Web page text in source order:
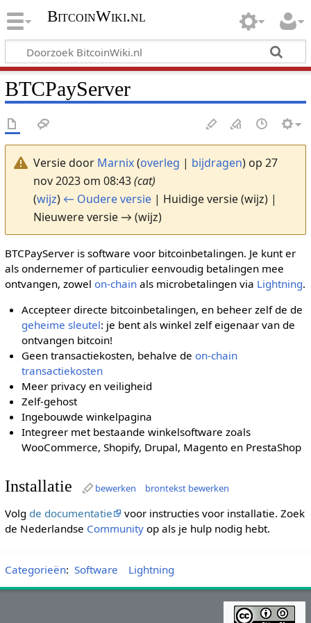
BitcoinWiki.nl
BTCPayServer
Versie door Marnix(overleg | bijdragen)op 27
nov 2023 om 08:43(cat)
(wijz) ← Oudere versie| Huidige versie (wijz) |
Nieuwere versie → (wijz)
BTCPayServer is software voor bitcoinbetalingen. Je kunt er
als ondernemer of particulier eenvoudig betalingen mee
ontvangen, zowel on-chainals microbetalingen via Lightning.
Accepteer directe bitcoinbetalingen, en beheer zelf de de
geheime sleutel: je bent als winkel zelf eigenaar van de
ontvangen bitcoin!
Geen transactiekosten, behalve deon-chain
transactiekosten
Meer privacy en veiligheid
Zelf-gehost
Ingebouwde winkelpagina
Integreer met bestaande winkelsoftware zoals
WooCommerce, Shopify, Drupal, Magento en PrestaShop
Installatie bewerken brontekst bewerken
Volg de documentatie
voor instructies voor installatie. Zoek
de Nederlandse Communityop als je hulp nodig hebt.
Categorieën: Software Lightning